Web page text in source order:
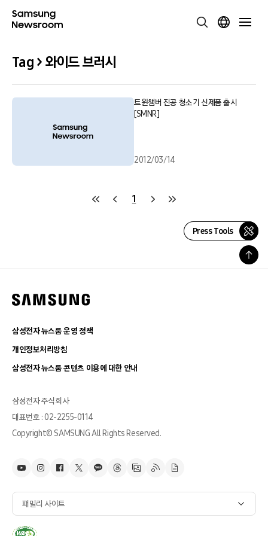
Tag > 와이드 브러시
트윈챔버 진공 청소기 신제품 출시
[SMNR]
2012/03/14
1
Press Tools
삼성전자 뉴스룸 운영 정책
개인정보처리방침
삼성전자 뉴스룸 콘텐츠 이용에 대한 안내
삼성전자 주식회사
대표번호 : 02-2255-0114
Copyright© SAMSUNG All Rights Reserved.
패밀리 사이트